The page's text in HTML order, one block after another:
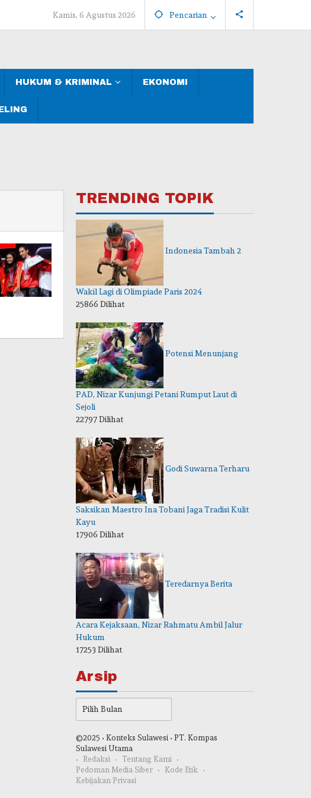
Kamis, 6 Agustus 2026 Pencarian
HUKUM & KRIMINAL EKONOMI
TRENDING TOPIK
Indonesia Tambah 2
Wakil Lagi di Olimpiade Paris 2024
25866 Dilihat
Potensi Menunjang
PAD, Nizar Kunjungi Petani Rumput Laut di
Sejoli
22797 Dilihat
Godi Suwarna Terharu
Saksikan Maestro Ina Tobani Jaga Tradisi Kulit
Kayu
17906 Dilihat
Teredarnya Berita
Acara Kejaksaan, Nizar Rahmatu Ambil Jalur
Hukum
17253 Dilihat
Arsip
©2025 • Konteks Sulawesi • PT. Kompas
Sulawesi Utama
Redaksi
Tentang Kami
Pedoman Media Siber
Kode Etik
Kebijakan Privasi